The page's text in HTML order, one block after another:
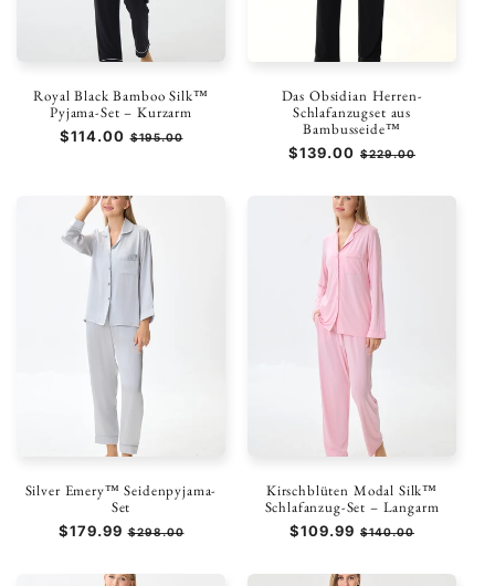
Royal Black Bamboo Silk™
Pyjama-Set – Kurzarm
Normaler
$114.00 Verkaufspreis
$195.00
Das Obsidian Herren-
Schlafanzugset aus
Bambusseide™
Normaler
$139.00 Verkaufspreis
$229.00
Silver Emery™ Seidenpyjama-
Set
Normaler
$179.99 Verkaufspreis
$298.00
Kirschblüten Modal Silk™
Schlafanzug-Set – Langarm
Normaler
$109.99 Verkaufspreis
$140.00